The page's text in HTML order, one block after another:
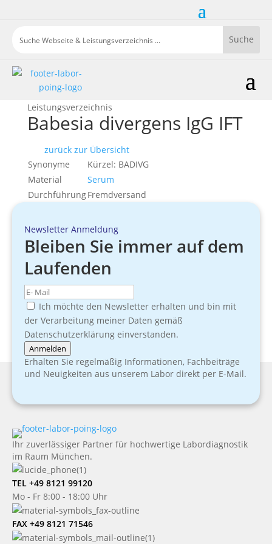
Leistungsverzeichnis
Babesia divergens IgG IFT
zurück zur Übersicht
Synonyme
Kürzel: BADIVG
Material
Serum
DurchführungFremdversand
Newsletter Anmeldung
Bleiben Sie immer auf dem
Laufenden
Ich möchte den Newsletter erhalten und bin mit
der Verarbeitung meiner Daten gemäß
Datenschutzerklärung einverstanden.
Anmelden
Erhalten Sie regelmäßig Informationen, Fachbeiträge
und Neuigkeiten aus unserem Labor direkt per E-Mail.
Ihr zuverlässiger Partner für hochwertige Labordiagnostik
im Raum München.
TEL +49 8121 99120
Mo - Fr 8:00 - 18:00 Uhr
FAX +49 8121 71546